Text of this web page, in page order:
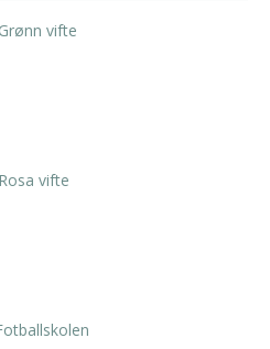
vifte
vifte